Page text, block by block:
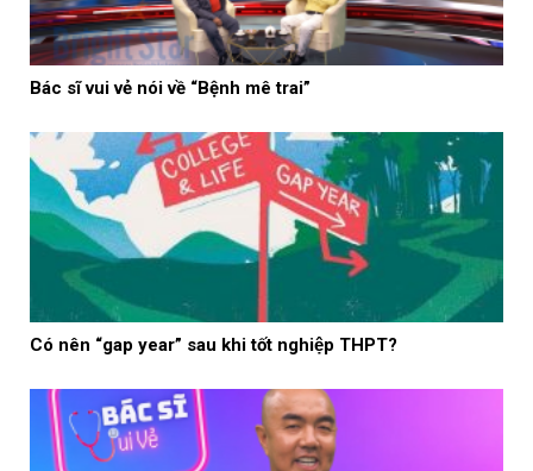
Bác sĩ vui vẻ nói về “Bệnh mê trai”
Có nên “gap year” sau khi tốt nghiệp THPT?